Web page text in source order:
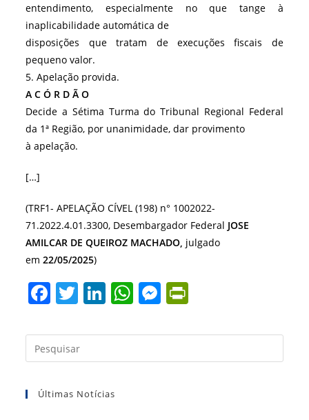
entendimento, especialmente no que tange à
inaplicabilidade automática de
disposições que tratam de execuções fiscais de
pequeno valor.
5. Apelação provida.
A C Ó R D Ã O
Decide a Sétima Turma do Tribunal Regional Federal
da 1ª Região, por unanimidade, dar provimento
à apelação.
[…]
(TRF1- APELAÇÃO CÍVEL (198) n° 1002022-
71.2022.4.01.3300, Desembargador Federal JOSE
AMILCAR DE QUEIROZ MACHADO, julgado
em22/05/2025)
F
c
e
o
T
itt
er
Li
k
e
n
W
at
s
M
ss
e
tF
ri
a
Últimas Notícias